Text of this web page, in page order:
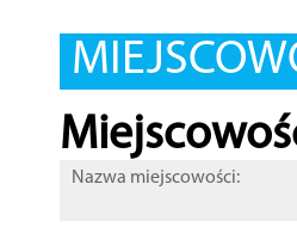
Nazwa miejscowości: